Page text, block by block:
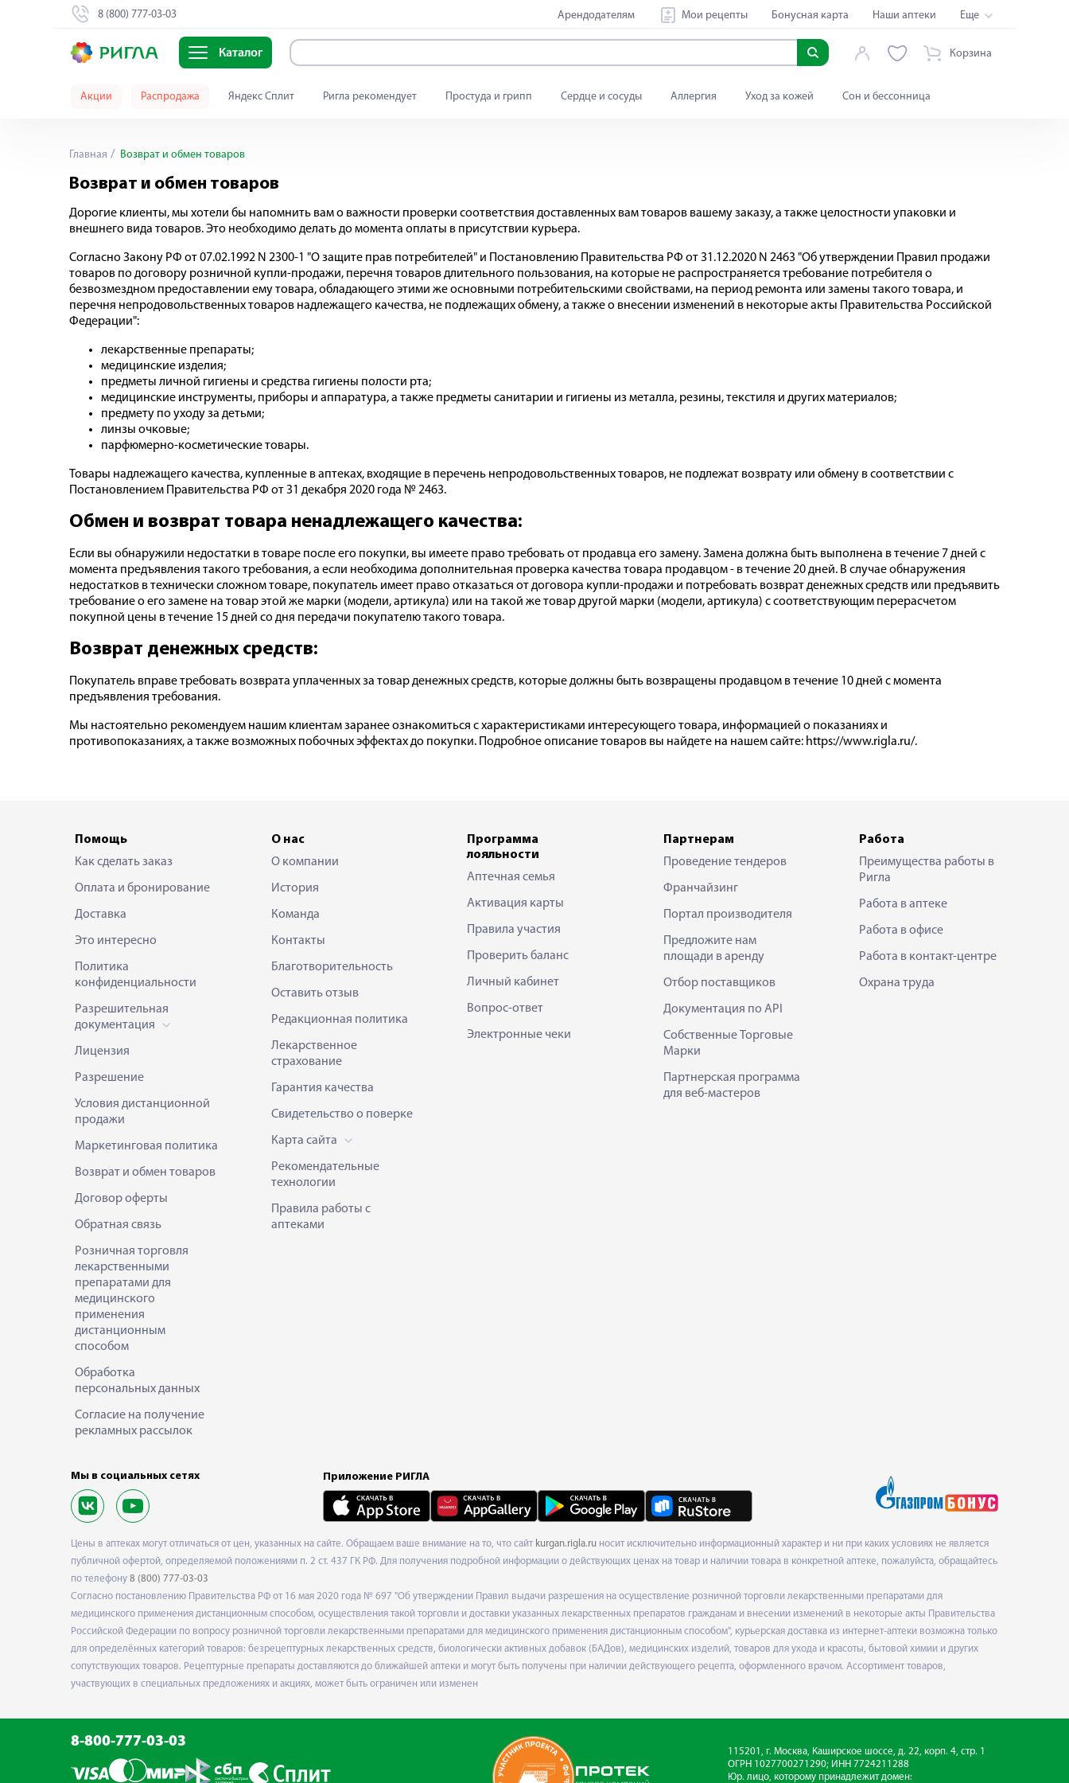
8 (800) 777-03-03 Арендодателям Мои рецепты Бонусная карта Наши аптеки Еще
Каталог Корзина
Акции Распродажа Яндекс Сплит Ригла рекомендует Простуда и грипп Сердце и сосуды Аллергия Уход за кожей Сон и бессонница
Главная Возврат и обмен товаров
Возврат и обмен товаров
Дорогие клиенты, мы хотели бы напомнить вам о важности проверки соответствия доставленных вам товаров вашему заказу, а также целостности упаковки и
внешнего вида товаров. Это необходимо делать до момента оплаты в присутствии курьера.
Согласно Закону РФ от 07.02.1992 N 2300-1 "О защите прав потребителей" и Постановлению Правительства РФ от 31.12.2020 N 2463 "Об утверждении Правил продажи
товаров по договору розничной купли-продажи, перечня товаров длительного пользования, на которые не распространяется требование потребителя о
безвозмездном предоставлении ему товара, обладающего этими же основными потребительскими свойствами, на период ремонта или замены такого товара, и
перечня непродовольственных товаров надлежащего качества, не подлежащих обмену, а также о внесении изменений в некоторые акты Правительства Российской
Федерации":
лекарственные препараты;
медицинские изделия;
предметы личной гигиены и средства гигиены полости рта;
медицинские инструменты, приборы и аппаратура, а также предметы санитарии и гигиены из металла, резины, текстиля и других материалов;
предмету по уходу за детьми;
линзы очковые;
парфюмерно-косметические товары.
Товары надлежащего качества, купленные в аптеках, входящие в перечень непродовольственных товаров, не подлежат возврату или обмену в соответствии с
Постановлением Правительства РФ от 31 декабря 2020 года № 2463.
Обмен и возврат товара ненадлежащего качества:
Если вы обнаружили недостатки в товаре после его покупки, вы имеете право требовать от продавца его замену. Замена должна быть выполнена в течение 7 дней с
момента предъявления такого требования, а если необходима дополнительная проверка качества товара продавцом - в течение 20 дней. В случае обнаружения
недостатков в технически сложном товаре, покупатель имеет право отказаться от договора купли-продажи и потребовать возврат денежных средств или предъявить
требование о его замене на товар этой же марки (модели, артикула) или на такой же товар другой марки (модели, артикула) с соответствующим перерасчетом
покупной цены в течение 15 дней со дня передачи покупателю такого товара.
Возврат денежных средств:
Покупатель вправе требовать возврата уплаченных за товар денежных средств, которые должны быть возвращены продавцом в течение 10 дней с момента
предъявления требования.
Мы настоятельно рекомендуем нашим клиентам заранее ознакомиться с характеристиками интересующего товара, информацией о показаниях и
противопоказаниях, а также возможных побочных эффектах до покупки. Подробное описание товаров вы найдете на нашем сайте: https://www.rigla.ru/.
Помощь
Как сделать заказ
Оплата и бронирование
Доставка
Это интересно
Политика
конфиденциальности
Разрешительная
документация
Лицензия
Разрешение
Условия дистанционной
продажи
Маркетинговая политика
Возврат и обмен товаров
Договор оферты
Обратная связь
Розничная торговля
лекарственными
препаратами для
медицинского
применения
дистанционным
способом
Обработка
персональных данных
Согласие на получение
рекламных рассылок
О нас
О компании
История
Команда
Контакты
Благотворительность
Оставить отзыв
Редакционная политика
Лекарственное
страхование
Гарантия качества
Свидетельство о поверке
Карта сайта
Рекомендательные
технологии
Правила работы с
аптеками
Программа
лояльности
Аптечная семья
Активация карты
Правила участия
Проверить баланс
Личный кабинет
Вопрос-ответ
Электронные чеки
Партнерам
Проведение тендеров
Франчайзинг
Портал производителя
Предложите нам
площади в аренду
Отбор поставщиков
Документация по API
Собственные Торговые
Марки
Партнерская программа
для веб-мастеров
Работа
Преимущества работы в
Ригла
Работа в аптеке
Работа в офисе
Работа в контакт-центре
Охрана труда
Мы в социальных сетях Приложение РИГЛА
Цены в аптеках могут отличаться от цен, указанных на сайте. Обращаем ваше внимание на то, что сайт kurgan.rigla.ru носит исключительно информационный характер и ни при каких условиях не является
публичной офертой, определяемой положениями п. 2 ст. 437 ГК РФ. Для получения подробной информации о действующих ценах на товар и наличии товара в конкретной аптеке, пожалуйста, обращайтесь
по телефону 8 (800) 777-03-03
Согласно постановлению Правительства РФ от 16 мая 2020 года № 697 "Об утверждении Правил выдачи разрешения на осуществление розничной торговли лекарственными препаратами для
медицинского применения дистанционным способом, осуществления такой торговли и доставки указанных лекарственных препаратов гражданам и внесении изменений в некоторые акты Правительства
Российской Федерации по вопросу розничной торговли лекарственными препаратами для медицинского применения дистанционным способом", курьерская доставка из интернет-аптеки возможна только
для определённых категорий товаров: безрецептурных лекарственных средств, биологически активных добавок (БАДов), медицинских изделий, товаров для ухода и красоты, бытовой химии и других
сопутствующих товаров. Рецептурные препараты доставляются до ближайшей аптеки и могут быть получены при наличии действующего рецепта, оформленного врачом. Ассортимент товаров,
участвующих в специальных предложениях и акциях, может быть ограничен или изменен
8-800-777-03-03
115201, г. Москва, Каширское шоссе, д. 22, корп. 4, стр. 1
ОГРН 1027700271290; ИНН 7724211288
Юр. лицо, которому принадлежит домен: